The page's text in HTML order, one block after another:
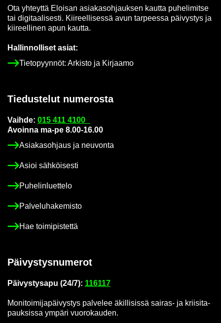
Ota yh­teyt­tä Eloi­san asia­kas­oh­jauk­sen kaut­ta pu­he­li­mit­se
tai di­gi­taa­li­ses­ti. Kii­reel­li­ses­sä avun tar­pees­sa päi­vys­tys ja
kii­reel­li­nen apun kaut­ta.
Hal­lin­nol­li­set asiat:
Tie­to­pyyn­nöt: Ar­kis­to ja Kir­jaa­mo
Tie­dus­te­lut nu­me­ros­ta
Vaih­de: 015 411 4100
Avoin­na ma-pe 8.00-16.00
Asia­kas­oh­jaus ja neu­von­ta
Asioi säh­köi­ses­ti
Pu­he­lin­luet­te­lo
Pal­ve­lu­ha­ke­mis­to
Hae toi­mi­pis­tet­tä
Päi­vys­tys­nu­me­rot
Päi­vys­tys­a­pu (24/7): 116117
Mo­ni­toi­mi­ja­päi­vys­tys pal­ve­lee äkil­li­sis­sä sairas-​ ja krii­si­ta­
pauk­sis­sa ym­pä­ri vuo­ro­kau­den.